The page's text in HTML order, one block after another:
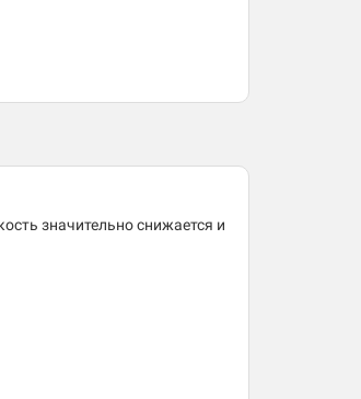
значительно снижается и